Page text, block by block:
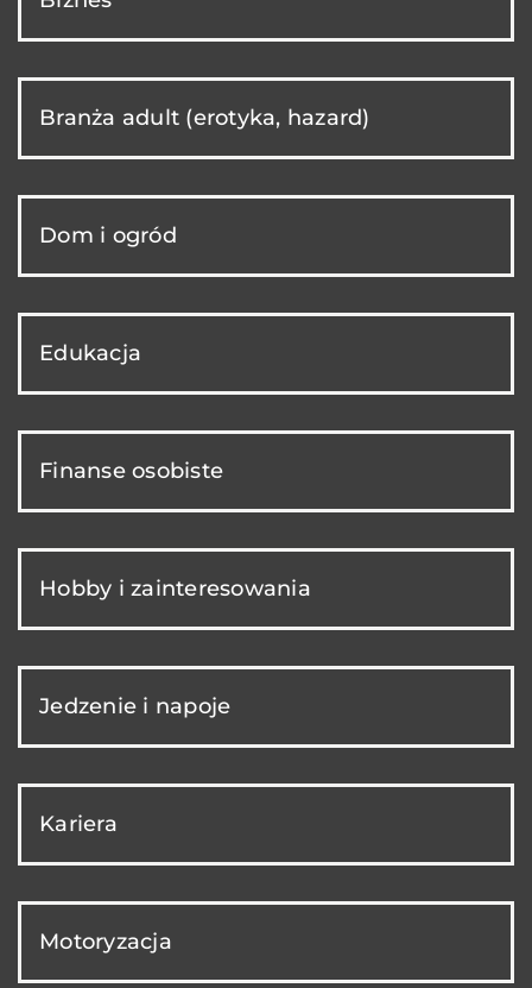
Branża adult (erotyka, hazard)
Dom i ogród
Edukacja
Finanse osobiste
Hobby i zainteresowania
Jedzenie i napoje
Kariera
Motoryzacja